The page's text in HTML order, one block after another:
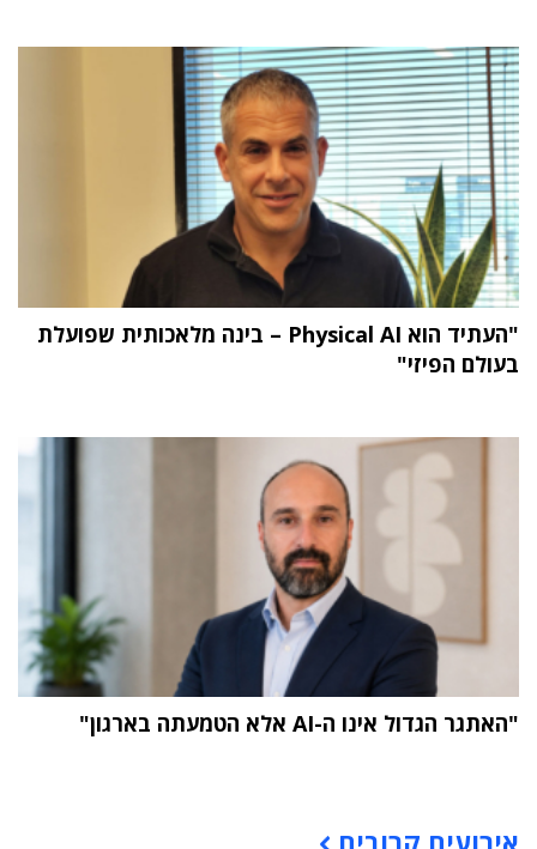
"העתיד הוא Physical AI – בינה מלאכותית שפועלת
בעולם הפיזי"
"האתגר הגדול אינו ה-AI אלא הטמעתה בארגון"
אירועים קרובים